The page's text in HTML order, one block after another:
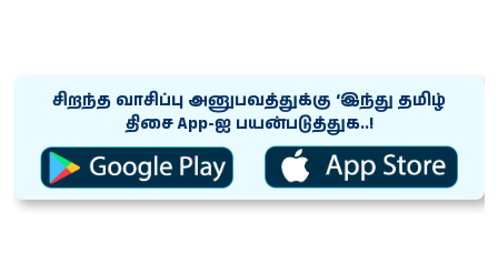
சிறந்த வாசிப்பு அனுபவத்துக்கு ‘இந்து தமிழ்
திசை App-ஐ பயன்படுத்துக..!